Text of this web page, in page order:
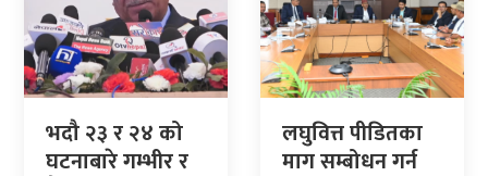
भदौ २३ र २४ को
घटनाबारे गम्भीर र
लघुवित्त पीडितका
माग सम्बोधन गर्न